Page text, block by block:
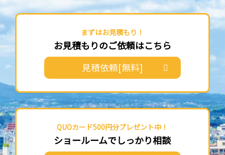
まずはお見積もり！
お見積もりのご依頼はこちら
見積依頼[無料]
QUOカード500円分プレゼント中！
ショールームでしっかり相談